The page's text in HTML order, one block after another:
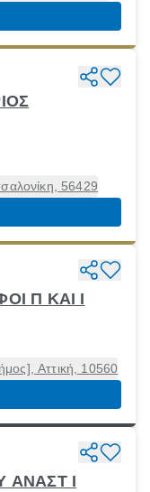
56429
Π ΚΑΙ Ι
Αττική, 10560
ΑΝΑΣΤ Ι